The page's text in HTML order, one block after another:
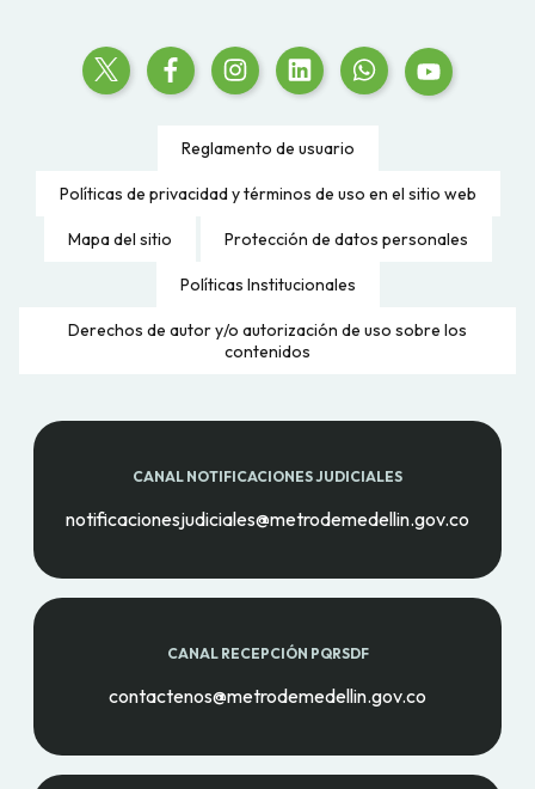
Reglamento de usuario
Políticas de privacidad y términos de uso en el sitio web
Mapa del sitio Protección de datos personales
Políticas Institucionales
Derechos de autor y/o autorización de uso sobre los
contenidos
CANAL NOTIFICACIONES JUDICIALES
notificacionesjudiciales@metrodemedellin.gov.co
CANAL RECEPCIÓN PQRSDF
contactenos@metrodemedellin.gov.co